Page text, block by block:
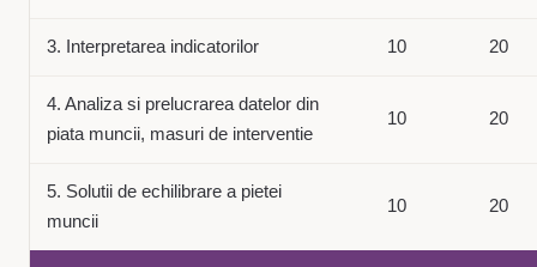
3. Interpretarea indicatorilor 10 20
4. Analiza si prelucrarea datelor din
piata muncii, masuri de interventie
10 20
5. Solutii de echilibrare a pietei
muncii
10 20